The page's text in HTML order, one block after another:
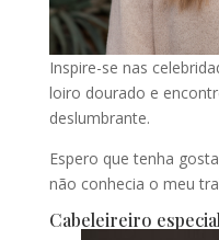
Inspire-se nas
loiro dourado e
deslumbrante.
Espero que tenha
não conhecia o meu
Cabeleireiro